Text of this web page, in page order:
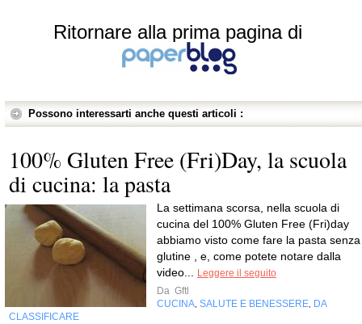
Ritornare alla prima pagina di
Possono interessarti anche questi articoli :
100% Gluten Free (Fri)Day, la scuola
di cucina: la pasta
La settimana scorsa, nella scuola di
cucina del 100% Gluten Free (Fri)day
abbiamo visto come fare la pasta senza
glutine , e, come potete notare dalla
video...
Leggere il seguito
Da Gftl
CUCINA SALUTE E BENESSERE DA
CLASSIFICARE